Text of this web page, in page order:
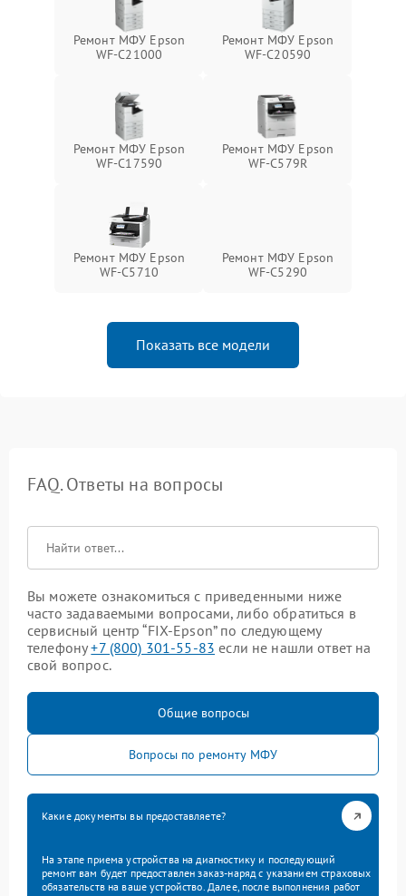
Ремонт МФУ Epson
WF-C21000
Ремонт МФУ Epson
WF-C20590
Ремонт МФУ Epson
WF-C17590
Ремонт МФУ Epson
WF-C579R
Ремонт МФУ Epson
WF-C5710
Ремонт МФУ Epson
WF-C5290
Показать все модели
FAQ. Ответы на вопросы
Вы можете ознакомиться с приведенными ниже
часто задаваемыми вопросами, либо обратиться в
сервисный центр “FIX-Epson” по следующему
телефону+7 (800) 301-55-83 если не нашли ответ на
свой вопрос.
Общие вопросы
Вопросы по ремонту МФУ
Какие документы вы предоставляете?
На этапе приема устройства на диагностику и последующий
ремонт вам будет предоставлен заказ-наряд с указанием страховых
обязательств на ваше устройство. Далее, после выполнения работ